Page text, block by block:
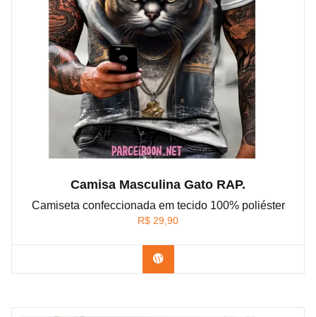
Camisa Masculina Gato RAP.
Camiseta confeccionada em tecido 100% poliéster
R$ 29,90
Confira na Shopee